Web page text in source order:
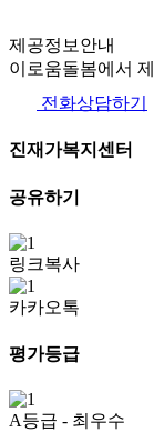
제공정보안내
이로움돌봄에서
전화상담하기
진재가복지센터
공유하기
링크복사
카카오톡
평가등급
A등급 - 최우수